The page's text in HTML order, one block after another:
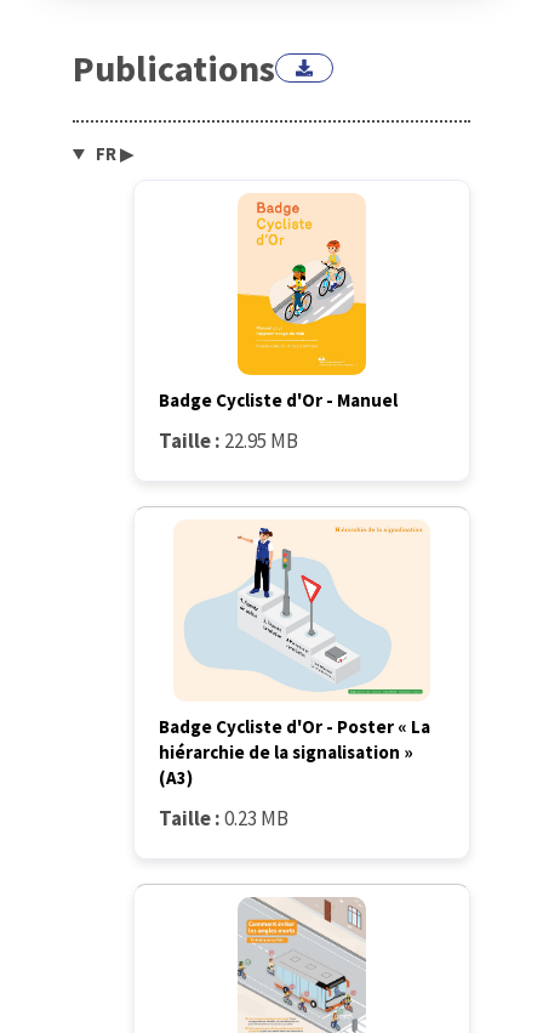
Publications
FR▶
Badge Cycliste d'Or - Manuel
Taille : 22.95 MB
Badge Cycliste d'Or - Poster « La
hiérarchie de la signalisation »
(A3)
Taille :0.23 MB